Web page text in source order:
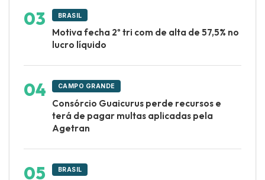
BRASIL
Motiva fecha 2º tri com de alta de 57,5% no
lucro líquido
CAMPO GRANDE
Consórcio Guaicurus perde recursos e
terá de pagar multas aplicadas pela
Agetran
BRASIL